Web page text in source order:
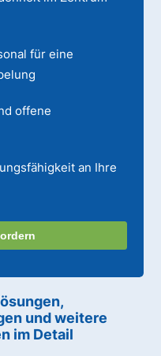
für eine
offene
an Ihre
und weitere
im Detail